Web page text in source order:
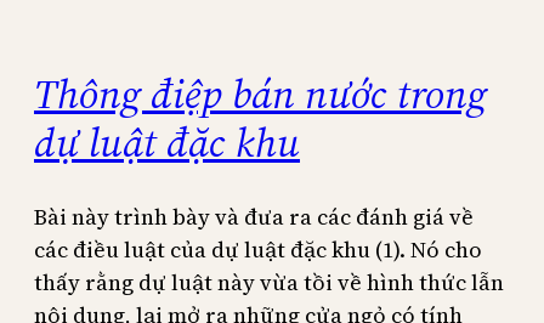
Thông điệp bán nước trong
dự luật đặc khu
Bài này trình bày và đưa ra các đánh giá về
các điều luật của dự luật đặc khu (1). Nó cho
thấy rằng dự luật này vừa tồi về hình thức lẫn
nội dung, lại mở ra những cửa ngỏ có tính